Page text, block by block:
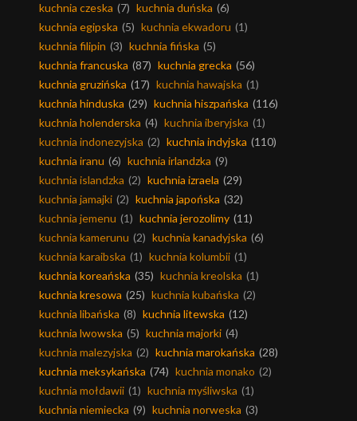
kuchnia czeska (7) kuchnia duńska (6)
kuchnia egipska (5) kuchnia ekwadoru (1)
kuchnia filipin (3) kuchnia fińska (5)
kuchnia francuska (87) kuchnia grecka (56)
kuchnia gruzińska (17) kuchnia hawajska (1)
kuchnia hinduska (29) kuchnia hiszpańska (116)
kuchnia holenderska (4) kuchnia iberyjska (1)
kuchnia indonezyjska (2) kuchnia indyjska (110)
kuchnia iranu (6) kuchnia irlandzka (9)
kuchnia islandzka (2) kuchnia izraela (29)
kuchnia jamajki (2) kuchnia japońska (32)
kuchnia jemenu (1) kuchnia jerozolimy (11)
kuchnia kamerunu (2) kuchnia kanadyjska (6)
kuchnia karaibska (1) kuchnia kolumbii (1)
kuchnia koreańska (35) kuchnia kreolska (1)
kuchnia kresowa (25) kuchnia kubańska (2)
kuchnia libańska (8) kuchnia litewska (12)
kuchnia lwowska (5) kuchnia majorki (4)
kuchnia malezyjska (2) kuchnia marokańska (28)
kuchnia meksykańska (74) kuchnia monako (2)
kuchnia mołdawii (1) kuchnia myśliwska (1)
kuchnia niemiecka (9) kuchnia norweska (3)